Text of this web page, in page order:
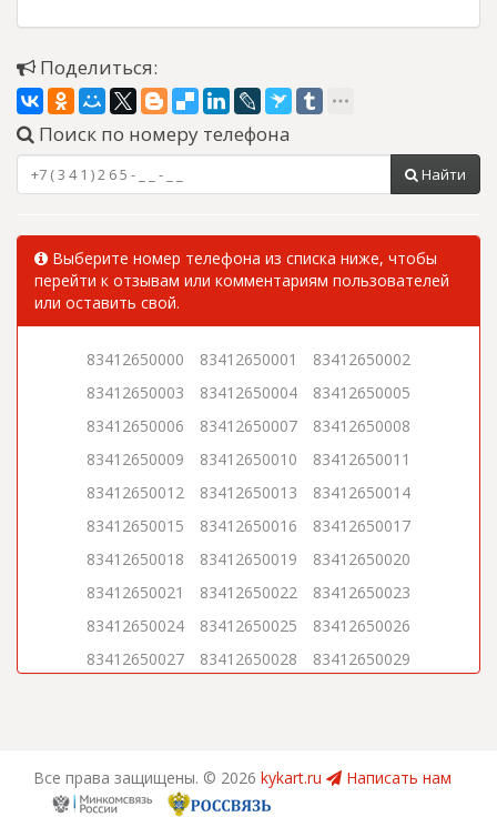
Поделиться:
Поиск по номеру телефона
Найти
Выберите номер телефона из списка ниже, чтобы
перейти к отзывам или комментариям пользователей
или оставить свой.
83412650000 83412650001
83412650002
83412650003
83412650004
83412650005
83412650006
83412650007
83412650008
83412650009
83412650010
83412650011
83412650012
83412650013
83412650014
83412650015
83412650016
83412650017
83412650018
83412650019
83412650020
83412650021
83412650022
83412650023
83412650024
83412650025
83412650026
83412650027
83412650028
83412650029
83412650039
83412650040
83412650041
Все права защищены. © 2026 kykart.ru Написать нам